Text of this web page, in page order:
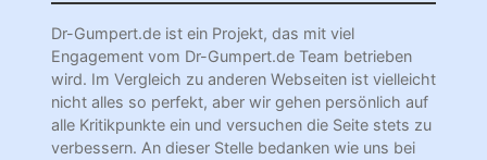
Dr-Gumpert.de ist ein Projekt, das mit viel
Engagement vom Dr-Gumpert.de Team betrieben
wird. Im Vergleich zu anderen Webseiten ist vielleicht
nicht alles so perfekt, aber wir gehen persönlich auf
alle Kritikpunkte ein und versuchen die Seite stets zu
verbessern. An dieser Stelle bedanken wie uns bei